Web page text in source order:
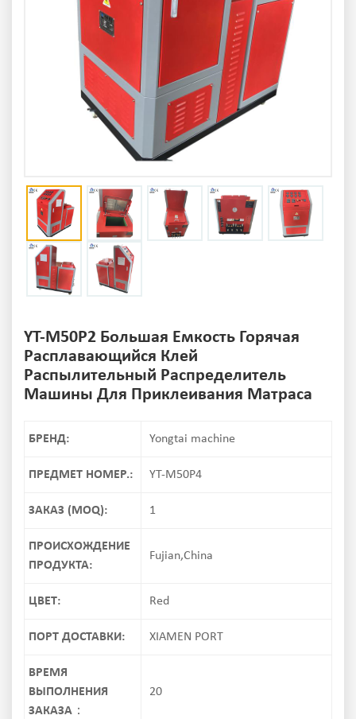
YT-M50P2 Большая Емкость Горячая
Расплавающийся Клей
Распылительный Распределитель
Машины Для Приклеивания Матраса
БРЕНД: Yongtai machine
ПРЕДМЕТ НОМЕР.: YT-M50P4
ЗАКАЗ (MOQ): 1
ПРОИСХОЖДЕНИЕ
ПРОДУКТА:
Fujian,China
ЦВЕТ: Red
ПОРТ ДОСТАВКИ: XIAMEN PORT
ВРЕМЯ
ВЫПОЛНЕНИЯ
ЗАКАЗА：
20